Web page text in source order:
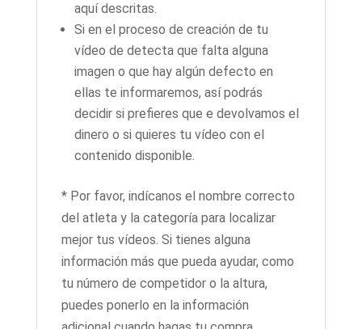
aquí descritas.
Si en el proceso de creación de tu
vídeo de detecta que falta alguna
imagen o que hay algún defecto en
ellas te informaremos, así podrás
decidir si prefieres que e devolvamos el
dinero o si quieres tu vídeo con el
contenido disponible.
* Por favor, indícanos el nombre correcto
del atleta y la categoría para localizar
mejor tus vídeos. Si tienes alguna
información más que pueda ayudar, como
tu número de competidor o la altura,
puedes ponerlo en la información